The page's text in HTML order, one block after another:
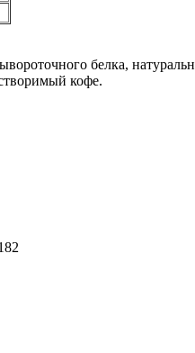
белка,
кофе.